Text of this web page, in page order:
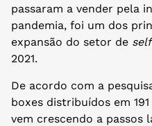
passaram a vender pela
pandemia, foi um dos
expansão do setor de
2021.
De acordo com a
boxes distribuídos em
vem crescendo a passos